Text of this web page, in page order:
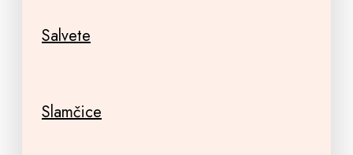
Salvete
Slamčice